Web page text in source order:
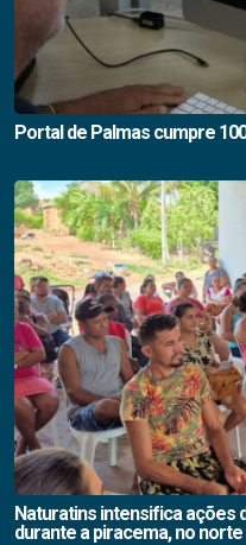
Portal de Palmas cumpre
Naturatins intensifica ações
durante a piracema, no